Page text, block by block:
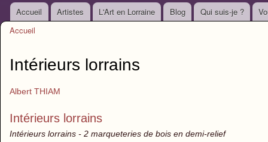
Menu principal
Accueil Artistes L'Art en Lorraine Blog Qui suis-je ?
Accueil
Intérieurs lorrains
Albert THIAM
Intérieurs lorrains
Intérieurs lorrains - 2 marqueteries de bois en demi-relief